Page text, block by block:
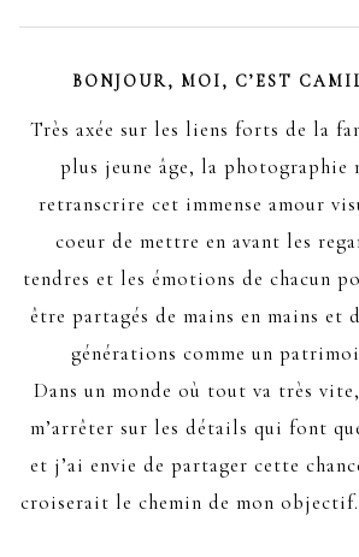
BONJOUR, MOI, C’EST
Très axée sur les liens forts de la
plus jeune âge, la photographie
retranscrire cet immense amour
coeur de mettre en avant les
tendres et les émotions de chacun
être partagés de mains en mains et
générations comme un
Dans un monde où tout va très
m’arrêter sur les détails qui font
et j’ai envie de partager cette
croiserait le chemin de mon